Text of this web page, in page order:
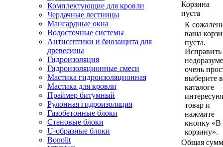
Комплектующие для кровли
Чердачные лестницы
Мансардные окна
Водосточные системы
Антисептики и биозащита для
древесины
Гидроизоляция
Гидроизоляционные смеси
Мастика гидроизоляционная
Мастика для кровли
Праймер битумный
Рулонная гидроизоляция
Газобетонные блоки
Стеновые блоки
U-образные блоки
Bonolit
Корзина
пуста
К
ваша
пуста.
Исправить
очень
выберите в
каталоге
товар и
нажмите
кнопку «В
корзину».
Общая